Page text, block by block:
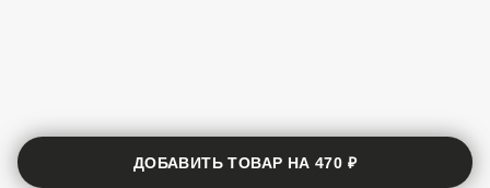
ДОБАВИТЬ ТОВАР НА470 ₽